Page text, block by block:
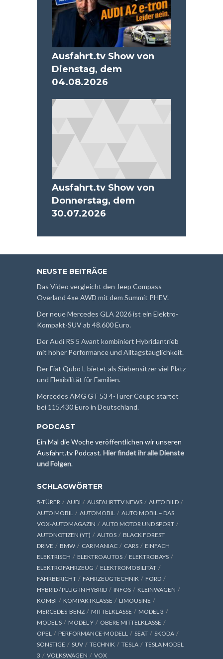
Ausfahrt.tv Show von
Dienstag, dem
04.08.2026
Ausfahrt.tv Show von
Donnerstag, dem
30.07.2026
NEUSTE BEITRÄGE
Das Video vergleicht den Jeep Compass
Overland 4xe AWD mit dem Summit PHEV.
Der neue Mercedes GLA 2026 ist ein Elektro-
Kompakt-SUV ab 48.600 Euro.
Der Audi RS 5 Avant kombiniert Hybridantrieb
mit hoher Performance und Alltagstauglichkeit.
Der Fiat Qubo L bietet als Siebensitzer viel Platz
und Flexibilität für Familien.
Mercedes AMG GT 53 4-Türer Coupe startet
bei 115.430 Euro in Deutschland.
PODCAST
Ein Mal die Woche veröffentlichen wir unseren
Ausfahrt.tv Podcast.Hier findet ihr alle Dienste
und Folgen.
SCHLAGWÖRTER
5-TÜRER AUDI AUSFAHRTTV NEWS
AUTO BILD
AUTO MOBIL
AUTOMOBIL
AUTO MOBIL – DAS
VOX-AUTOMAGAZIN
AUTO MOTOR UND SPORT
AUTONOTIZEN (YT)
AUTOS
BLACK FOREST
DRIVE
BMW CAR MANIAC CARS
EINFACH
ELEKTRISCH
ELEKTROAUTOS
ELEKTROBAYS
ELEKTROFAHRZEUG
ELEKTROMOBILITÄT
FAHRBERICHT
FAHRZEUGTECHNIK
FORD
HYBRID / PLUG-IN HYBRID
INFOS
KLEINWAGEN
KOMBI
KOMPAKTKLASSE
LIMOUSINE
MERCEDES-BENZ
MITTELKLASSE
MODEL 3
MODEL S
MODEL Y
OBERE MITTELKLASSE
OPEL
PERFORMANCE-MODELL SEAT
SKODA
SONSTIGE
SUV TECHNIK TESLA
TESLA MODEL
3
VOLKSWAGEN VOX